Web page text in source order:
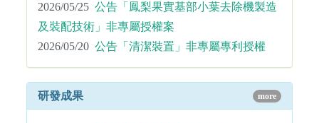
2026/05/25 公告「鳳梨果實基部小葉去除機製造
及裝配技術」非專屬授權案
2026/05/20 公告「清潔裝置」非專屬專利授權
研發成果 more